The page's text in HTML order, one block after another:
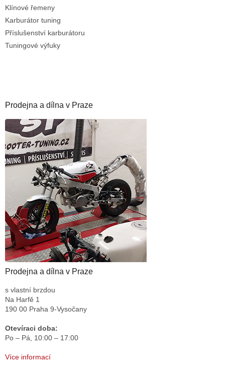
Klínové řemeny
Karburátor tuning
Příslušenství karburátoru
Tuningové výfuky
Prodejna a dílna v Praze
Prodejna a dílna v Praze
s vlastní brzdou
Na Harfě 1
190 00 Praha 9-Vysočany
Otevíraci doba:
Po – Pá, 10:00 – 17:00
Více informací